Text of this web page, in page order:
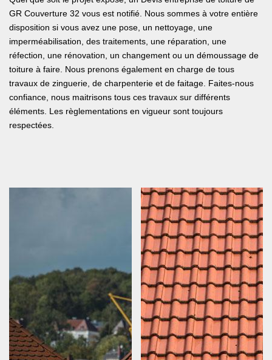
GR Couverture 32 vous est notifié. Nous sommes à votre entière
disposition si vous avez une pose, un nettoyage, une
imperméabilisation, des traitements, une réparation, une
réfection, une rénovation, un changement ou un démoussage de
toiture à faire. Nous prenons également en charge de tous
travaux de zinguerie, de charpenterie et de faitage. Faites-nous
confiance, nous maitrisons tous ces travaux sur différents
éléments. Les règlementations en vigueur sont toujours
respectées.